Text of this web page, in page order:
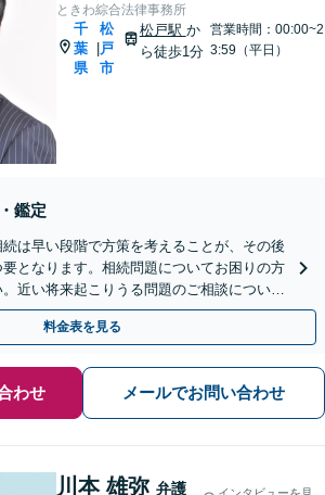
ときわ綜合法律事務所
千
葉
県
松
戸
市
松戸駅 か
ら徒歩1分
営業時間：00:00~2
3:59（平日）
鑑定
続は早い段階で方策を考えることが、その後
となります。相続問題についてお困りの方
近い将来起こりうる問題のご相談について
料金表を見る
わせ メールでお問い合わせ
川本 雄弥 弁護
インタビューを見